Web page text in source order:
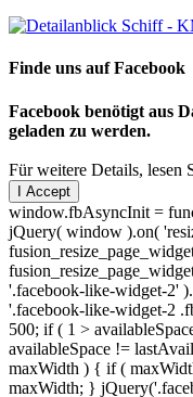
Finde uns auf Facebook
Facebook benötigt aus
geladen zu werden.
Für weitere Details, lesen
I Accept
window.fbAsyncInit =
jQuery( window ).on(
'.facebook-like-widget-2'
'.facebook-like-widget-2
500; if ( 1 >
availableSpace !=
maxWidth ) { if (
maxWidth; }